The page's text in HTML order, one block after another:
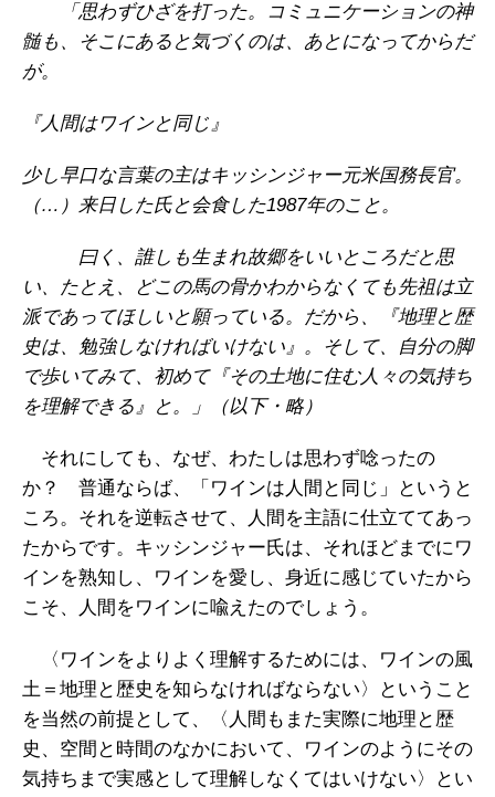
「思わずひざを打った。コミュニケーションの神
髄も、そこにあると気づくのは、あとになってからだ
が。
『人間はワインと同じ』
少し早口な言葉の主はキッシンジャー元米国務長官。
（…）来日した氏と会食した1987年のこと。
曰く、誰しも生まれ故郷をいいところだと思
い、たとえ、どこの馬の骨かわからなくても先祖は立
派であってほしいと願っている。だから、『地理と歴
史は、勉強しなければいけない』。そして、自分の脚
で歩いてみて、初めて『その土地に住む人々の気持ち
を理解できる』と。」（以下・略）
それにしても、なぜ、わたしは思わず唸ったの
か？ 普通ならば、「ワインは人間と同じ」というと
ころ。それを逆転させて、人間を主語に仕立ててあっ
たからです。キッシンジャー氏は、それほどまでにワ
インを熟知し、ワインを愛し、身近に感じていたから
こそ、人間をワインに喩えたのでしょう。
〈ワインをよりよく理解するためには、ワインの風
土＝地理と歴史を知らなければならない〉ということ
を当然の前提として、〈人間もまた実際に地理と歴
史、空間と時間のなかにおいて、ワインのようにその
気持ちまで実感として理解しなくてはいけない〉とい